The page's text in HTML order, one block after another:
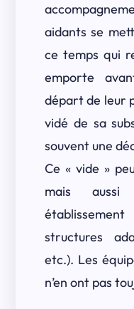
aidants se
ce temps qui
emporte
départ de leur
vidé de sa
souvent une
Ce « vide »
mais aussi
structures
etc.). Les
n’en ont pas